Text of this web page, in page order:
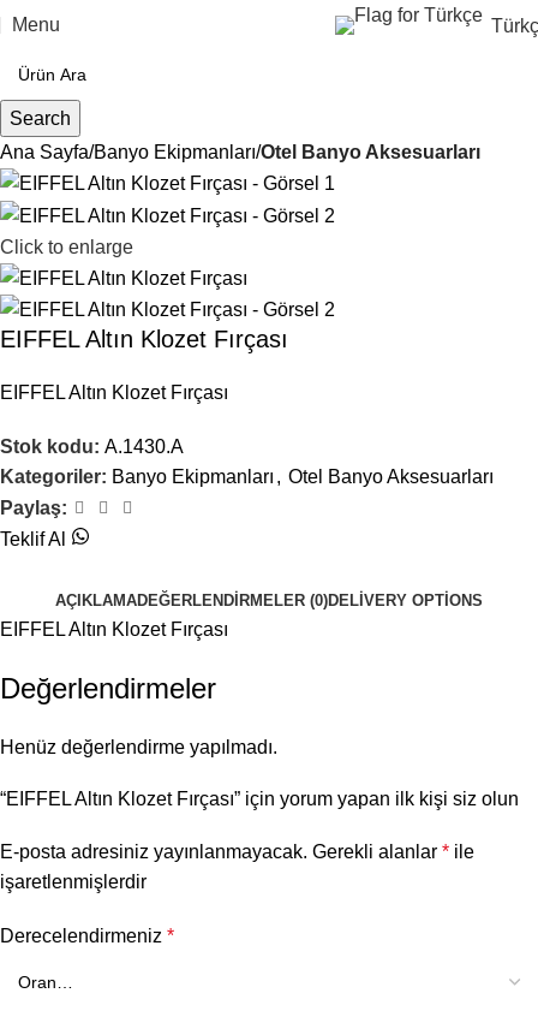
Menu
Search
Ana Sayfa Banyo Ekipmanları Otel Banyo Aksesuarları
Click to enlarge
EIFFEL Altın Klozet Fırçası
EIFFEL Altın Klozet Fırçası
Stok kodu: A.1430.A
Kategoriler: Banyo Ekipmanları , Otel Banyo Aksesuarları
Paylaş:
Teklif Al
AÇIKLAMADEĞERLENDIRMELER (0)DELIVERY OPTIONS
EIFFEL Altın Klozet Fırçası
Değerlendirmeler
Henüz değerlendirme yapılmadı.
“EIFFEL Altın Klozet Fırçası” için yorum yapan ilk kişi siz olun
E-posta adresiniz yayınlanmayacak. Gerekli alanlar * ile
işaretlenmişlerdir
Derecelendirmeniz *